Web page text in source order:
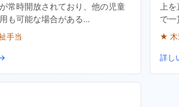
常時開放されており、他の児童
も可能な場合がある…
手当
上を
で
★ 木
詳し